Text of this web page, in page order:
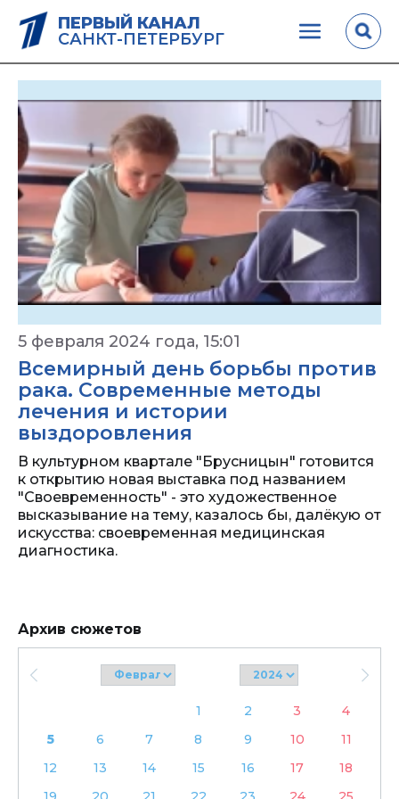
ПЕРВЫЙ КАНАЛ
САНКТ-ПЕТЕРБУРГ
5 февраля 2024 года, 15:01
Всемирный день борьбы против
рака. Современные методы
лечения и истории
выздоровления
В культурном квартале "Брусницын" готовится
к открытию новая выставка под названием
"Своевременность" - это художественное
высказывание на тему, казалось бы, далёкую от
искусства: своевременная медицинская
диагностика.
Архив сюжетов
1 2 3
4
5
6 7 8 9 10
11
12
13 14 15 16 17
18